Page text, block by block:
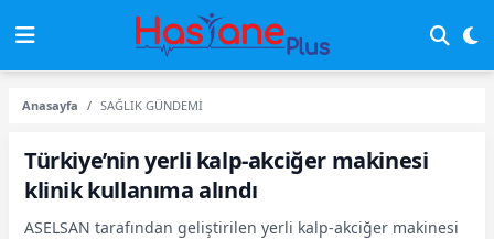
Anasayfa SAĞLIK GÜNDEMİ
Türkiye’nin yerli kalp-akciğer makinesi
klinik kullanıma alındı
ASELSAN tarafından geliştirilen yerli kalp-akciğer makinesi